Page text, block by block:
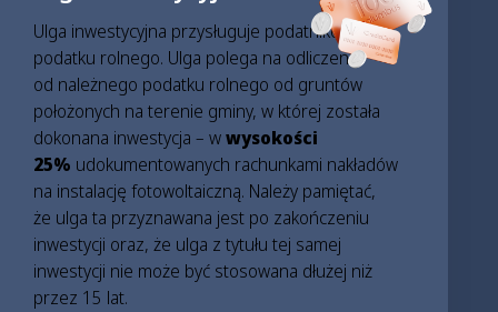
Ulga inwestycyjna przysługuje podatnikom
podatku rolnego. Ulga polega na odliczeniu
od należnego podatku rolnego od gruntów
położonych na terenie gminy, w której została
dokonana inwestycja – wwysokości
25% udokumentowanych rachunkami nakładów
na instalację fotowoltaiczną. Należy pamiętać,
że ulga ta przyznawana jest po zakończeniu
inwestycji oraz, że ulga z tytułu tej samej
inwestycji nie może być stosowana dłużej niż
przez 15 lat.